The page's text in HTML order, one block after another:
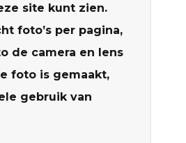
site kunt zien.
foto’s per pagina,
de camera en lens
foto is gemaakt,
gebruik van